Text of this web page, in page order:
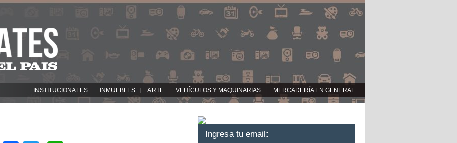
INSTITUCIONALES INMUEBLES ARTE VEHÍCULOS Y MAQUINARIAS MERCADERÍA EN GENERAL
Ingresa tu email: